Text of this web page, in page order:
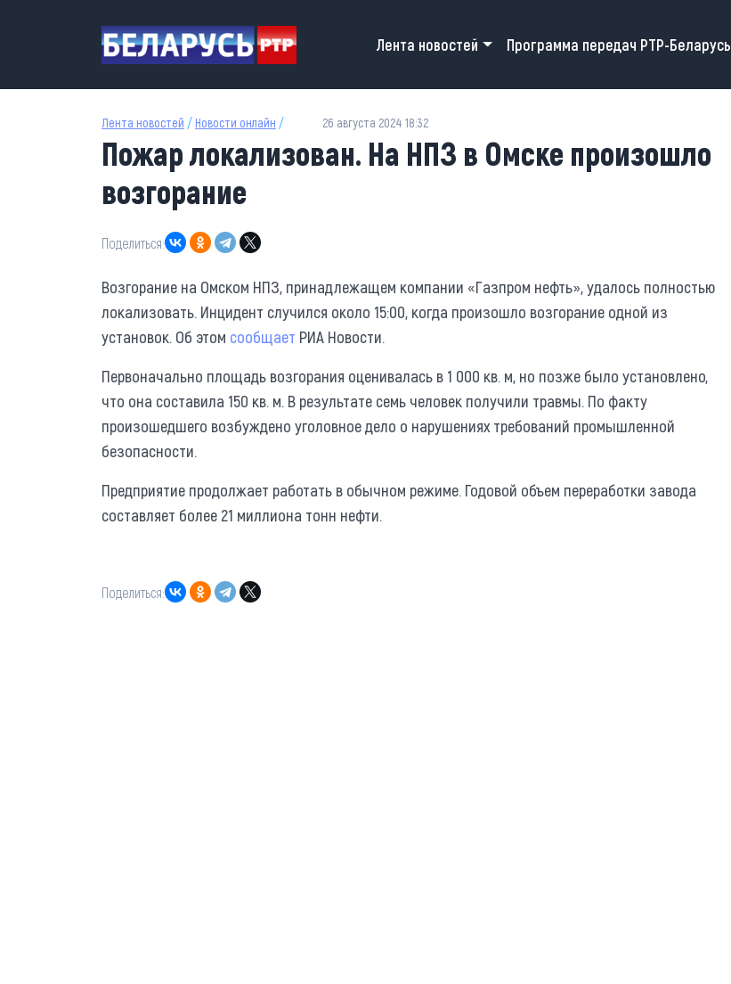
Main navigation
Лента новостей Программа передач РТР-Беларусь
Лента новостей / Новости онлайн / 26 августа 2024 18:32
Пожар локализован. На НПЗ в Омске произошло
возгорание
Поделиться:
Возгорание на Омском НПЗ, принадлежащем компании «Газпром нефть», удалось полностью
локализовать. Инцидент случился около 15:00, когда произошло возгорание одной из
установок. Об этом сообщает РИА Новости.
Первоначально площадь возгорания оценивалась в 1 000 кв. м, но позже было установлено,
что она составила 150 кв. м. В результате семь человек получили травмы. По факту
произошедшего возбуждено уголовное дело о нарушениях требований промышленной
безопасности.
Предприятие продолжает работать в обычном режиме. Годовой объем переработки завода
составляет более 21 миллиона тонн нефти.
Поделиться: